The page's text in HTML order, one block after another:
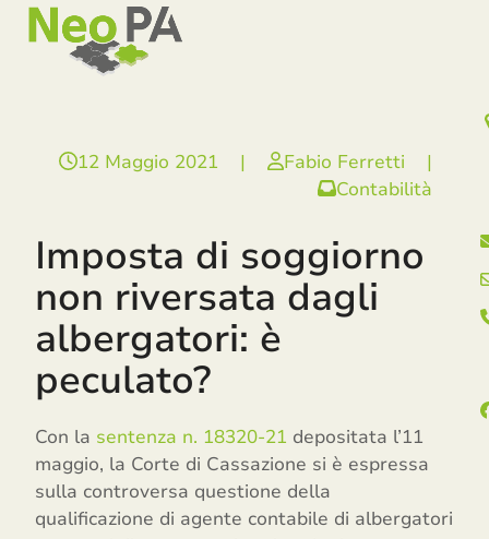
SkipOpen
mobile
menu
Close
mobile
menu
12 Maggio 2021 | Fabio Ferretti
|
Contabilità
Imposta di soggiorno
non riversata dagli
albergatori: è
peculato?
Con la sentenza n. 18320-21 depositata l’11
maggio, la Corte di Cassazione si è espressa
sulla controversa questione della
qualificazione di agente contabile di albergatori